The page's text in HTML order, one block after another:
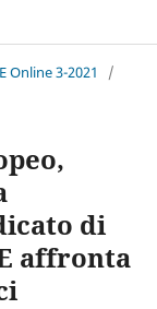
Online 3-2021
/
di
affronta